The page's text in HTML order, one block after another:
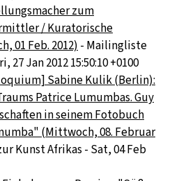
zum
/ Kuratorische
01 Feb. 2012) - Mailingliste
27 Jan 2012 15:50:10 +0100
Sabine Kulik (Berlin):
Patrice Lumumbas. Guy
in seinem Fotobuch
(Mittwoch, 08. Februar
Kunst Afrikas - Sat, 04 Feb